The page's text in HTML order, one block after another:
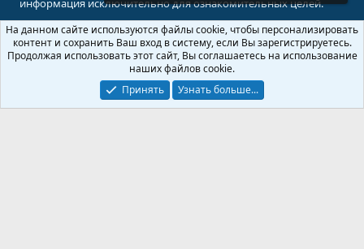
информация исключительно для ознакомительных целей.
© 2008-2026 Форум Абырвалг.нет - подводная охота, дайвинг, туризм
Перевод: XenForo.Info
На данном сайте используются файлы cookie, чтобы персонализировать
контент и сохранить Ваш вход в систему, если Вы зарегистрируетесь.
Продолжая использовать этот сайт, Вы соглашаетесь на использование
наших файлов cookie.
Принять
Узнать больше...